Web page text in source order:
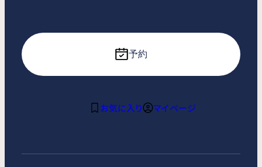
予約
お気に入り マイページ